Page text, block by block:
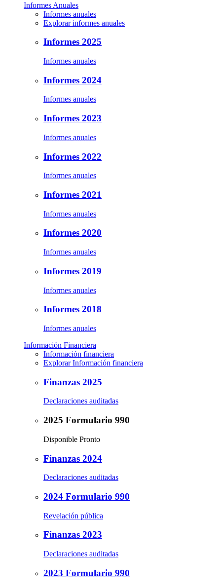
Informes Anuales
Informes anuales
Explorar informes anuales
Informes 2025
Informes anuales
Informes 2024
Informes anuales
Informes 2023
Informes anuales
Informes 2022
Informes anuales
Informes 2021
Informes anuales
Informes 2020
Informes anuales
Informes 2019
Informes anuales
Informes 2018
Informes anuales
Información Financiera
Información financiera
Explorar Información financiera
Finanzas 2025
Declaraciones auditadas
2025 Formulario 990
Disponible Pronto
Finanzas 2024
Declaraciones auditadas
2024 Formulario 990
Revelación pública
Finanzas 2023
Declaraciones auditadas
2023 Formulario 990